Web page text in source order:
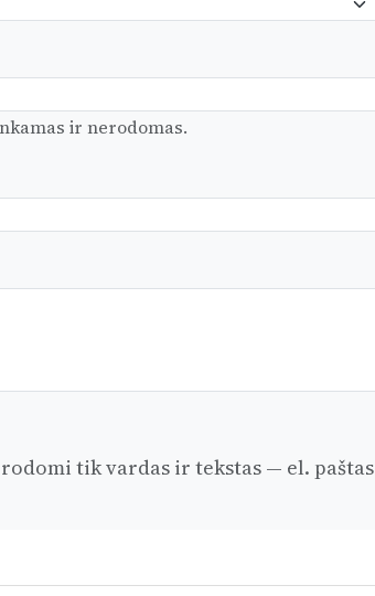
ir nerodomas.
tik vardas ir tekstas — el. paštas